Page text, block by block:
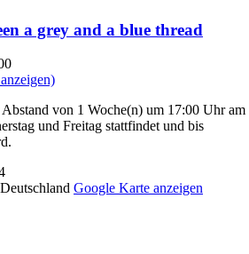
a grey and a blue thread
von 1 Woche(n) um 17:00 Uhr am
und Freitag stattfindet und bis
Deutschland Google Karte anzeigen